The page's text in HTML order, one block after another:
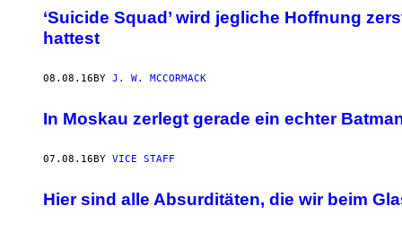
‘Suicide Squad’ wird jegliche Hoffnung
hattest
08.08.16 BY J. W. MCCORMACK
In Moskau zerlegt gerade ein echter
07.08.16BY VICE STAFF
Hier sind alle Absurditäten, die wir beim